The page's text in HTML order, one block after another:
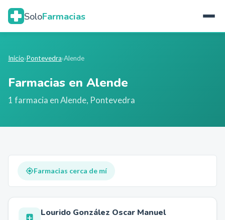
SoloFarmacias
Inicio›Pontevedra›Alende
Farmacias en Alende
1 farmacia enAlende, Pontevedra
Farmacias cerca de mí
Lourido González Oscar Manuel